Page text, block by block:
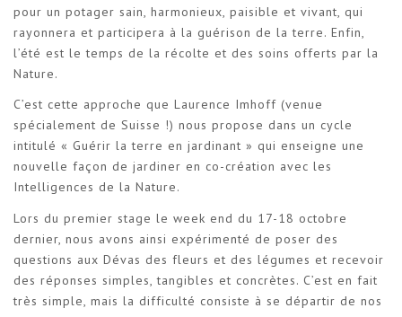
pour un potager sain, harmonieux, paisible et vivant, qui
rayonnera et participera à la guérison de la terre. Enfin,
l’été est le temps de la récolte et des soins offerts par la
Nature.
C’est cette approche que Laurence Imhoff (venue
spécialement de Suisse !) nous propose dans un cycle
intitulé « Guérir la terre en jardinant » qui enseigne une
nouvelle façon de jardiner en co-création avec les
Intelligences de la Nature.
Lors du premier stage le week end du 17-18 octobre
dernier, nous avons ainsi expérimenté de poser des
questions aux Dévas des fleurs et des légumes et recevoir
des réponses simples, tangibles et concrètes. C’est en fait
très simple, mais la difficulté consiste à se départir de nos